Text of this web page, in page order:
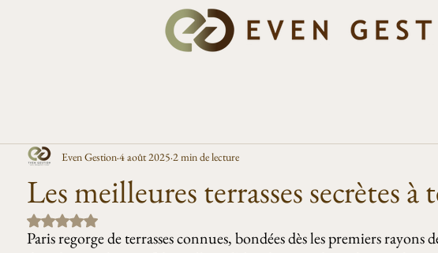
Les meilleures terrasses secrètes à
Even Gestion4 août 2025 2 min de lecture
Noté NaN étoiles sur 5.
Paris regorge de terrasses connues, bondées dès les premiers rayons